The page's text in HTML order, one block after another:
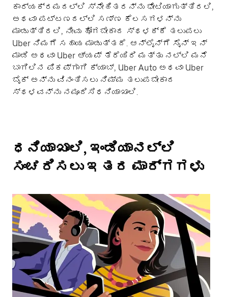
ಕಾರ್ಯಕ್ರಮದಲ್ಲಿ ಸ್ನೇಹಿತರನ್ನು ಭೇಟಿಯಾಗುತ್ತಿರಲಿ,
ಅಥವಾ ಪಟ್ಟಣದಲ್ಲಿ ಸಣ್ಣ ಕೆಲಸಗಳನ್ನು
ಮಾಡುತ್ತಿರಲಿ, ನೀವು ಹೋಗಬೇಕಾದ ಸ್ಥಳಕ್ಕೆ ತಲುಪಲು
Uber ನಿಮಗೆ ಸಹಾಯ ಮಾಡುತ್ತದೆ. ಆನ್‌ಲೈನ್‌ಗೆ ಸೈನ್ ಇನ್
ಮಾಡಿ ಅಥವಾ Uber ಆ್ಯಪ್ ತೆರೆಯಿರಿ ಮತ್ತು ನಲ್ಲಿ ಮನೆ
ಬಾಗಿಲಿನ ಪಿಕಪ್‌ಗಾಗಿ ಕ್ಯಾಬ್, Uber Auto ಅಥವಾ Uber
ಬೈಕ್ ಅನ್ನು ವಿನಂತಿಸಲು ನಿಮ್ಮ ತಲುಪಬೇಕಾದ
ಸ್ಥಳವನ್ನು ನಮೂದಿಸಿಧನಿಯಾಖಾಲಿ.
ಧನಿಯಾಖಾಲಿ, ಇಂಡಿಯಾನಲ್ಲಿ
ಸಂಚರಿಸಲು ಇತರ ಮಾರ್ಗಗಳು